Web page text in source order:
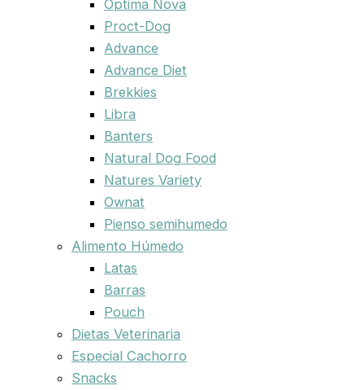
Optima Nova
Proct-Dog
Advance
Advance Diet
Brekkies
Libra
Banters
Natural Dog Food
Natures Variety
Ownat
Pienso semihumedo
Alimento Húmedo
Latas
Barras
Pouch
Dietas Veterinaria
Especial Cachorro
Snacks